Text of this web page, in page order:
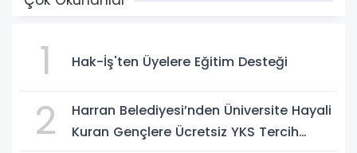
1 Hak-İş'ten Üyelere Eğitim Desteği
2
Harran Belediyesi’nden Üniversite Hayali
Kuran Gençlere Ücretsiz YKS Tercih